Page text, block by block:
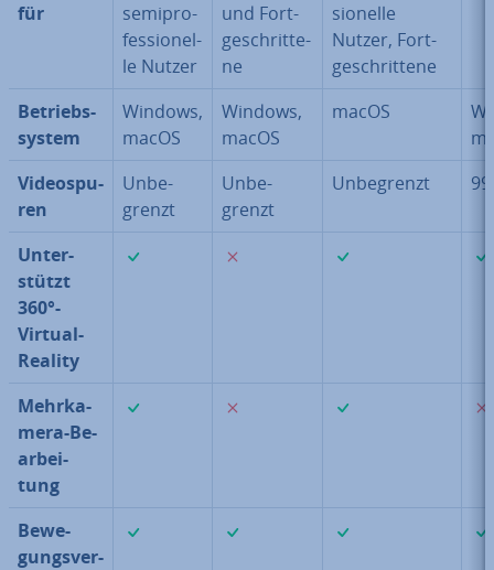
für
se­mi­pro­
fes­sio­nel­
le Nutzer
und Fort­
ge­schrit­te­
ne
sio­nel­le
Nutzer, Fort­
ge­schrit­te­ne
Be­triebs­
sys­tem
Windows,
macOS
Windows,
macOS
macOS
Vi­deo­spu­
ren
Un­be­
grenzt
Un­be­
grenzt
Un­be­grenzt 99
Un­ter­
stützt
360°-
Virtual-
Reality
Mehr­ka­
me­ra-Be­
ar­bei­
tung
Be­we­
gungs­ver­